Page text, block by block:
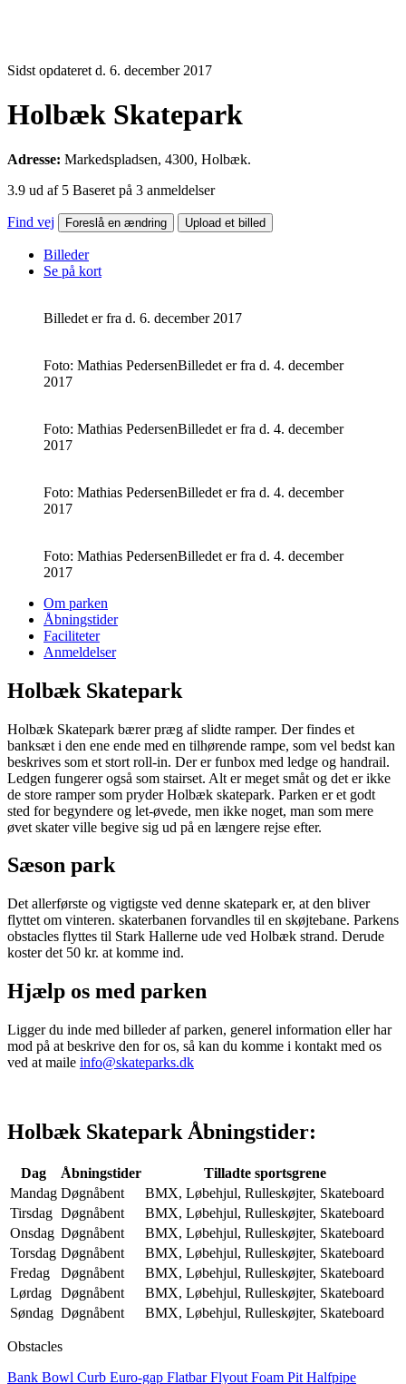
Sidst opdateret d. 6. december 2017
Holbæk Skatepark
Adresse: Markedspladsen, 4300, Holbæk.
3.9 ud af 5 Baseret på 3 anmeldelser
Find vej Foreslå en ændring Upload et billed
Billeder
Se på kort
Billedet er fra d. 6. december 2017
Foto: Mathias PedersenBilledet er fra d. 4. december
2017
Foto: Mathias PedersenBilledet er fra d. 4. december
2017
Foto: Mathias PedersenBilledet er fra d. 4. december
2017
Foto: Mathias PedersenBilledet er fra d. 4. december
2017
Om parken
Åbningstider
Faciliteter
Anmeldelser
Holbæk Skatepark
Holbæk Skatepark bærer præg af slidte ramper. Der findes et
banksæt i den ene ende med en tilhørende rampe, som vel bedst kan
beskrives som et stort roll-in. Der er funbox med ledge og handrail.
Ledgen fungerer også som stairset. Alt er meget småt og det er ikke
de store ramper som pryder Holbæk skatepark. Parken er et godt
sted for begyndere og let-øvede, men ikke noget, man som mere
øvet skater ville begive sig ud på en længere rejse efter.
Sæson park
Det allerførste og vigtigste ved denne skatepark er, at den bliver
flyttet om vinteren. skaterbanen forvandles til en skøjtebane. Parkens
obstacles flyttes til Stark Hallerne ude ved Holbæk strand. Derude
koster det 50 kr. at komme ind.
Hjælp os med parken
Ligger du inde med billeder af parken, generel information eller har
mod på at beskrive den for os, så kan du komme i kontakt med os
ved at maile info@skateparks.dk
Holbæk Skatepark Åbningstider:
Dag Åbningstider
Tilladte sportsgrene
Mandag Døgnåbent
BMX, Løbehjul, Rulleskøjter, Skateboard
Tirsdag Døgnåbent
BMX, Løbehjul, Rulleskøjter, Skateboard
Onsdag Døgnåbent
BMX, Løbehjul, Rulleskøjter, Skateboard
Torsdag Døgnåbent
BMX, Løbehjul, Rulleskøjter, Skateboard
Fredag
Døgnåbent
BMX, Løbehjul, Rulleskøjter, Skateboard
Lørdag Døgnåbent
BMX, Løbehjul, Rulleskøjter, Skateboard
Søndag Døgnåbent BMX, Løbehjul, Rulleskøjter, Skateboard
Obstacles
Bank Bowl Curb Euro-gap FlatbarFlyout Foam Pit Halfpipe